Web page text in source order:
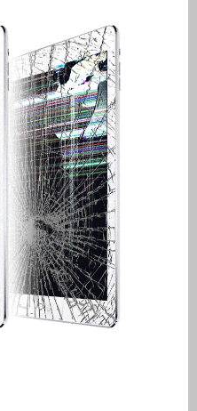
de (Deutsch)
Apple iPad Tablet-
Reparatur
Apple iPod-Reparatur in
Dundee
Apple Mac Pro Reparatur
Dundee – Mac Pro Server
– Upgrades
Apple MacBook-
Ladegeräte in Dundee –
Netzteile
Austausch der Batterie für
Ihr iPhone und iPad